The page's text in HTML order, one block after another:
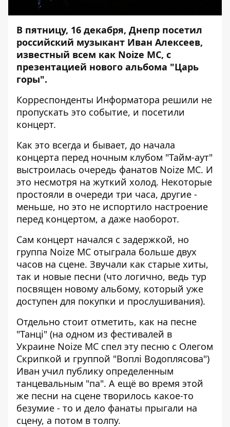
В пятницу, 16 декабря, Днепр посетил
российский музыкант Иван Алексеев,
известный всем как Noize MC, с
презентацией нового альбома "Царь
горы".
Корреспонденты Информатора решили не
пропускать это событие, и посетили
концерт.
Как это всегда и бывает, до начала
концерта перед ночным клубом "Тайм-аут"
выстроилась очередь фанатов Noize MC. И
это несмотря на жуткий холод. Некоторые
простояли в очереди три часа, другие -
меньше, но это не испортило настроение
перед концертом, а даже наоборот.
Сам концерт начался с задержкой, но
группа Noize MC отыграла больше двух
часов на сцене. Звучали как старые хиты,
так и новые песни (что логично, ведь тур
посвящен новому альбому, который уже
доступен для покупки и прослушивания).
Отдельно стоит отметить, как на песне
"Танці" (на одном из фестивалей в
Украине Noize MC спел эту песню с Олегом
Скрипкой и группой "Воплі Водоплясова")
Иван учил публику определенным
танцевальным "па". А ещё во время этой
же песни на сцене творилось какое-то
безумие - то и дело фанаты прыгали на
сцену, а потом в толпу.